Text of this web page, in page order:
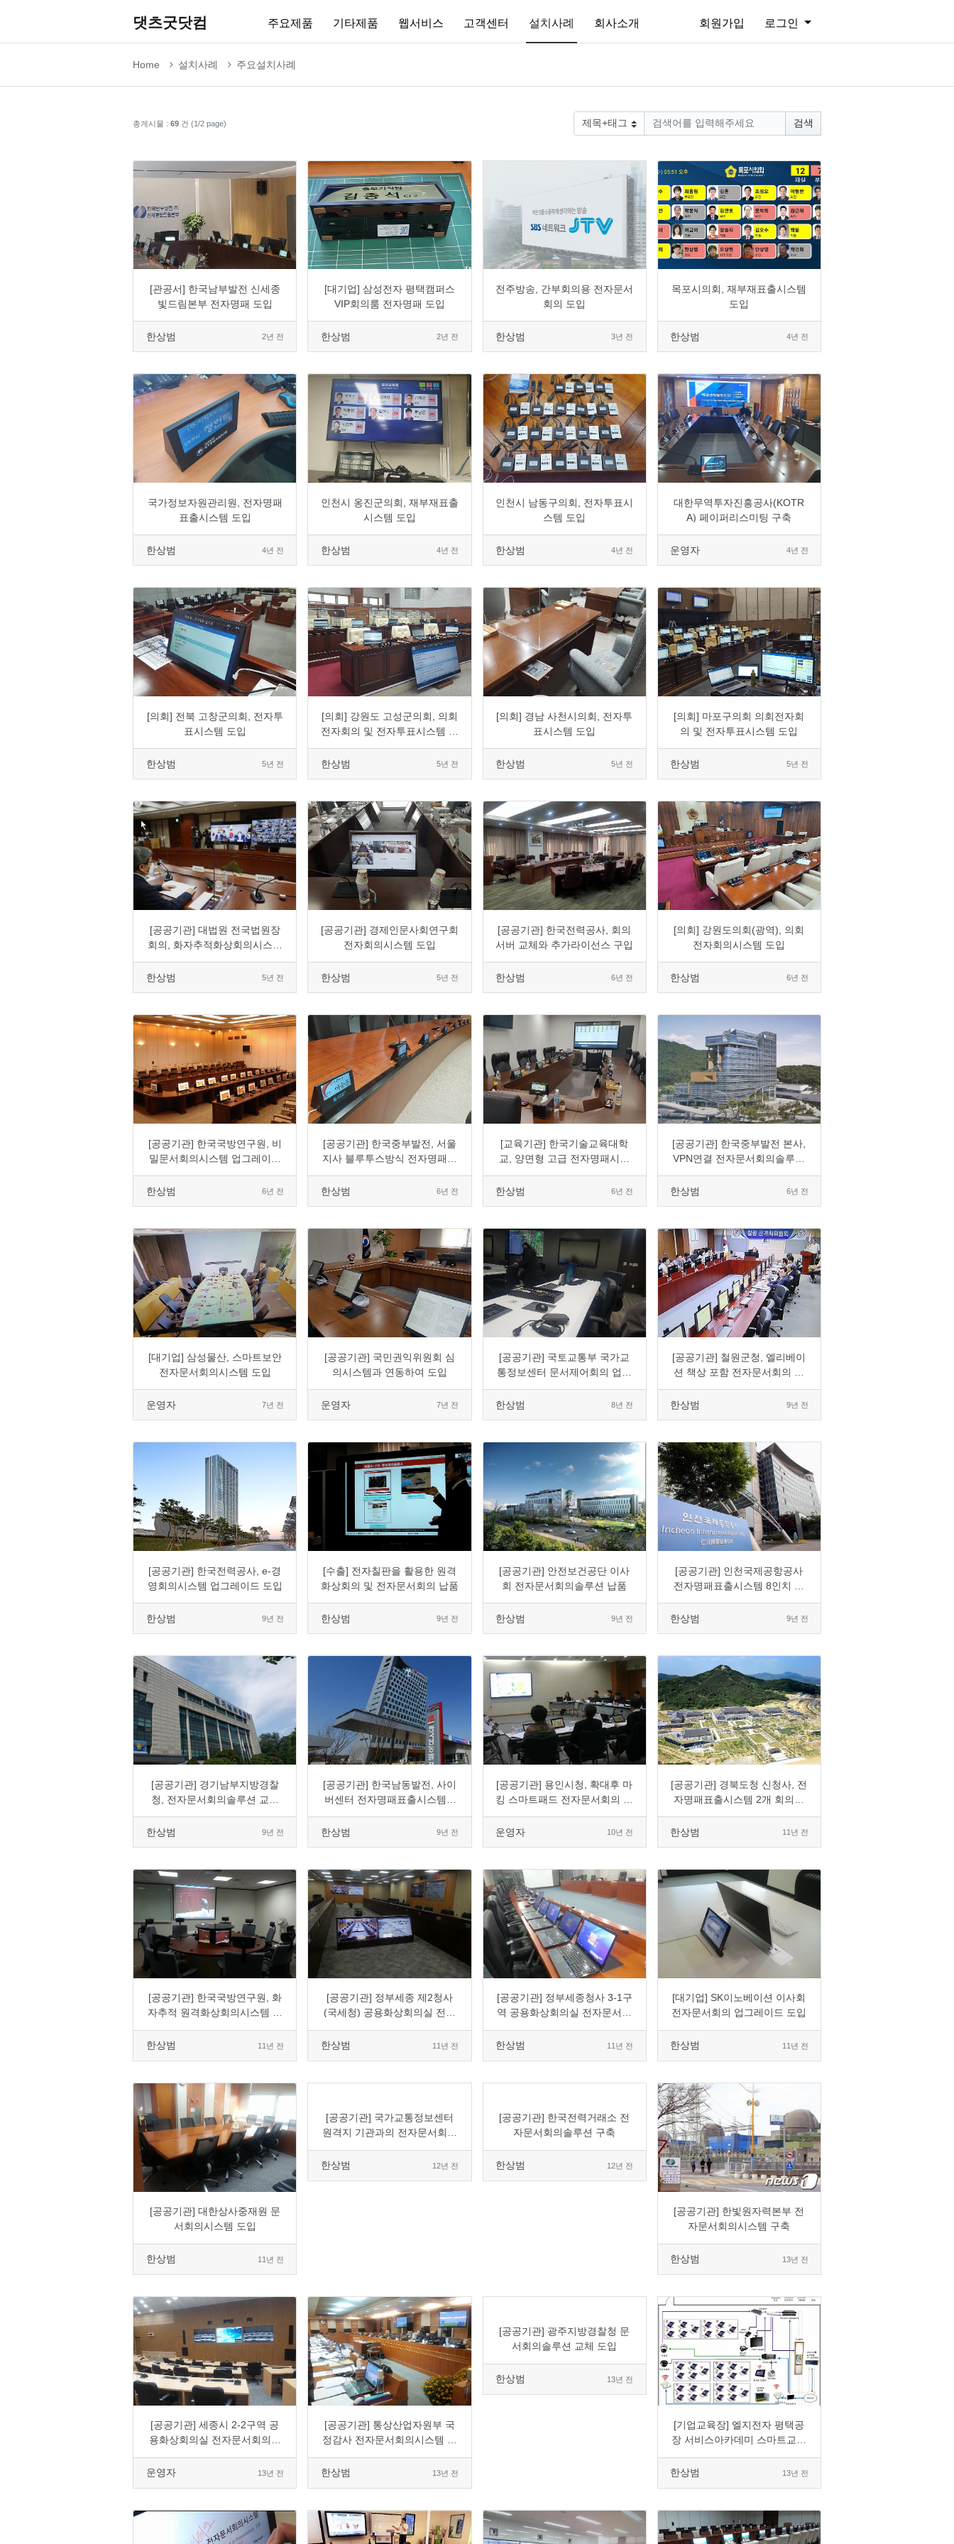
댓츠굿닷컴 주요제품 기타제품 웹서비스 고객센터 설치사례 회사소개 회원가입 로그인
Home 설치사례 주요설치사례
총게시물 : 69 건 (1/2 page) 검색
1115 1 0
[관공서] 한국남부발전 신세종
빛드림본부 전자명패 도입
한상범 2년 전
0 1081 2 0
[대기업] 삼성전자 평택캠퍼스
VIP회의룸 전자명패 도입
한상범 2년 전
0 1778 0
전주방송, 간부회의용 전자문서
회의 도입
한상범 3년 전
0 1918 5 0
목포시의회, 재부재표출시스템
도입
한상범 4년 전
2149 4
국가정보자원관리원, 전자명패
표출시스템 도입
한상범 4년 전
0 1967
인천시 옹진군의회, 재부재표출
시스템 도입
한상범 4년 전
0 2133 4 0
인천시 남동구의회, 전자투표시
스템 도입
한상범 4년 전
0 2376 7 0
대한무역투자진흥공사(KOTR
A) 페이퍼리스미팅 구축
운영자 4년 전
0 2177 5 0
[의회] 전북 고창군의회, 전자투
표시스템 도입
한상범 5년 전
2200 6 0
[의회] 강원도 고성군의회, 의회
전자회의 및 전자투표시스템 도
입
한상범
5년 전
0 1639 4 0
[의회] 경남 사천시의회, 전자투
표시스템 도입
한상범 5년 전
0 1656 5 0
[의회] 마포구의회 의회전자회
의 및 전자투표시스템 도입
한상범 5년 전
0 1809 6
[공공기관] 대법원 전국법원장
회의, 화자추적화상회의시스템
사용
한상범
5년 전
0 2 0
[공공기관] 경제인문사회연구회
전자회의시스템 도입
한상범 5년 전
0 1679 2 0
[공공기관] 한국전력공사, 회의
서버 교체와 추가라이선스 구입
한상범 6년 전
0 1888 6 0
[의회] 강원도의회(광역), 의회
전자회의시스템 도입
한상범 6년 전
1684 1 0
[공공기관] 한국국방연구원, 비
밀문서회의시스템 업그레이드
도입
한상범
6년 전
0 5 0
[공공기관] 한국중부발전, 서울
지사 블루투스방식 전자명패표
출시스템 도입
한상범
6년 전
0 1675 3
[교육기관] 한국기술교육대학
교, 양면형 고급 전자명패시스
템 도입
한상범
6년 전
0 1746 1 0
[공공기관] 한국중부발전 본사,
VPN연결 전자문서회의솔루션
도입
한상범
6년 전
0 1603 4 0
[대기업] 삼성물산, 스마트보안
전자문서회의시스템 도입
운영자 7년 전
0 1500 2 0
[공공기관] 국민권익위원회 심
의시스템과 연동하여 도입
운영자 7년 전
2318 10 0
[공공기관] 국토교통부 국가교
통정보센터 문서제어회의 업그
레이드
한상범
8년 전
0 2989 3
[공공기관] 철원군청, 엘리베이
션 책상 포함 전자문서회의 교
체 도입
한상범
9년 전
0 2901 2 0
[공공기관] 한국전력공사, e-경
영회의시스템 업그레이드 도입
한상범 9년 전
0 3411 4
[수출] 전자칠판을 활용한 원격
화상회의 및 전자문서회의 납품
한상범 9년 전
0 3003 7 0
[공공기관] 안전보건공단 이사
회 전자문서회의솔루션 납품
한상범 9년 전
0 3387 5 0
[공공기관] 인천국제공항공사
전자명패표출시스템 8인치 도
입
한상범
9년 전
0 3436 2 0
[공공기관] 경기남부지방경찰
청, 전자문서회의솔루션 교체
도입
한상범
9년 전
0 3498 4 0
[공공기관] 한국남동발전, 사이
버센터 전자명패표출시스템 7
인치 도입
한상범
9년 전
5917 2
[공공기관] 용인시청, 확대후 마
킹 스마트패드 전자문서회의 도
입
운영자
10년 전
0 8038 2 0
[공공기관] 경북도청 신청사, 전
자명패표출시스템 2개 회의실
도입
한상범
11년 전
0 7899 1
[공공기관] 한국국방연구원, 화
자추적 원격화상회의시스템 구
축
한상범
11년 전
0 6969 2 0
[공공기관] 정부세종 제2청사
(국세청) 공용화상회의실 전자
문서회의 도입
한상범
11년 전
0 5085 1
[공공기관] 정부세종청사 3-1구
역 공용화상회의실 전자문서회
의 도입
한상범
11년 전
0 4764 4
[대기업] SK이노베이션 이사회
전자문서회의 업그레이드 도입
한상범 11년 전
5092 1 0
[공공기관] 대한상사중재원 문
서회의시스템 도입
한상범 11년 전
[공공기관] 국가교통정보센터
원격지 기관과의 전자문서회의
도입
한상범
12년 전
[공공기관] 한국전력거래소 전
자문서회의솔루션 구축
한상범 12년 전
0 7588 1 0
[공공기관] 한빛원자력본부 전
자문서회의시스템 구축
한상범 13년 전
0 8834 4 0
[공공기관] 세종시 2-2구역 공
용화상회의실 전자문서회의솔
루션 도입
운영자
13년 전
0 8449 3 0
[공공기관] 통상산업자원부 국
정감사 전자문서회의시스템 임
대 사용
한상범
13년 전
[공공기관] 광주지방경찰청 문
서회의솔루션 교체 도입
한상범 13년 전
0 12044 3
[기업교육장] 엘지전자 평택공
장 서비스아카데미 스마트교육
장 구축
한상범
13년 전